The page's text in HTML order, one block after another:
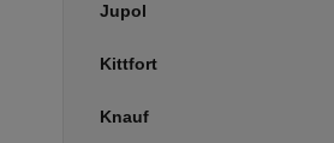
Jupol
Kittfort
Knauf